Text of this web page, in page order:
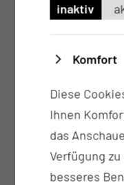
inaktiv
Komfort
Diese
Ihnen
das
Verfügung
besseres